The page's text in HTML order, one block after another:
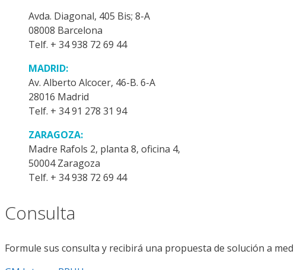
Avda. Diagonal, 405 Bis; 8-A
08008 Barcelona
Telf. + 34 938 72 69 44
MADRID:
Av. Alberto Alcocer, 46-B. 6-A
28016 Madrid
Telf. + 34 91 278 31 94
ZARAGOZA:
Madre Rafols 2, planta 8, oficina 4,
50004 Zaragoza
Telf. + 34 938 72 69 44
Consulta
Formule sus consulta y recibirá una propuesta de solución a